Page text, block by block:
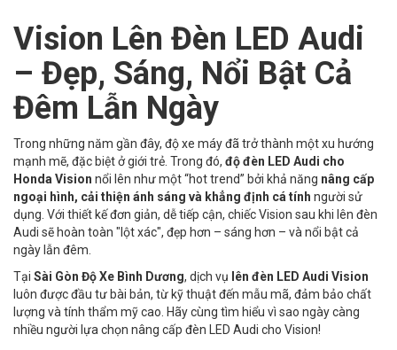
Vision Lên Đèn LED Audi
– Đẹp, Sáng, Nổi Bật Cả
Đêm Lẫn Ngày
Trong những năm gần đây, độ xe máy đã trở thành một xu hướng
mạnh mẽ, đặc biệt ở giới trẻ. Trong đó, độ đèn LED Audi cho
Honda Vision nổi lên như một “hot trend” bởi khả năng nâng cấp
ngoại hình, cải thiện ánh sáng và khẳng định cá tính người sử
dụng. Với thiết kế đơn giản, dễ tiếp cận, chiếc Vision sau khi lên đèn
Audi sẽ hoàn toàn "lột xác", đẹp hơn – sáng hơn – và nổi bật cả
ngày lẫn đêm.
Tại Sài Gòn Độ Xe Bình Dương, dịch vụ lên đèn LED Audi Vision
luôn được đầu tư bài bản, từ kỹ thuật đến mẫu mã, đảm bảo chất
lượng và tính thẩm mỹ cao. Hãy cùng tìm hiểu vì sao ngày càng
nhiều người lựa chọn nâng cấp đèn LED Audi cho Vision!